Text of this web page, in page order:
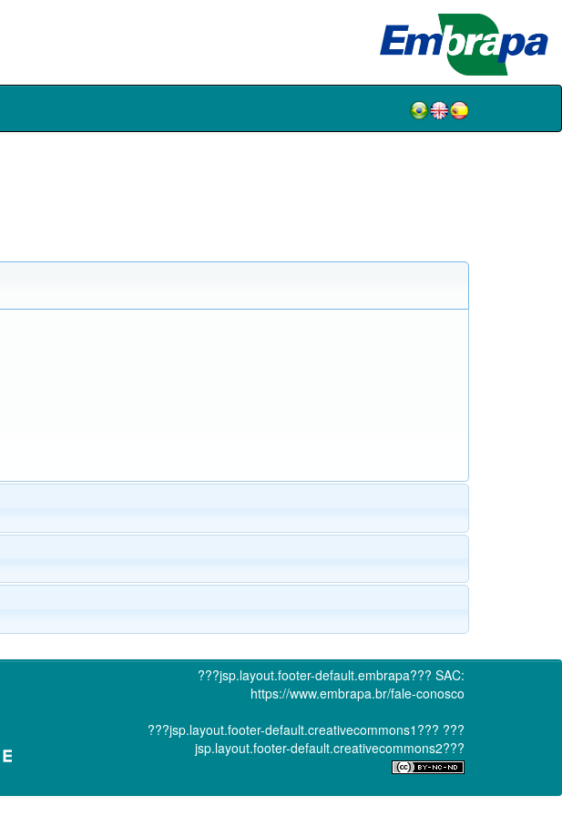
???jsp.layout.footer-default.embrapa??? SAC:
https://www.embrapa.br/fale-conosco
???jsp.layout.footer-default.creativecommons1??? ???
jsp.layout.footer-default.creativecommons2???